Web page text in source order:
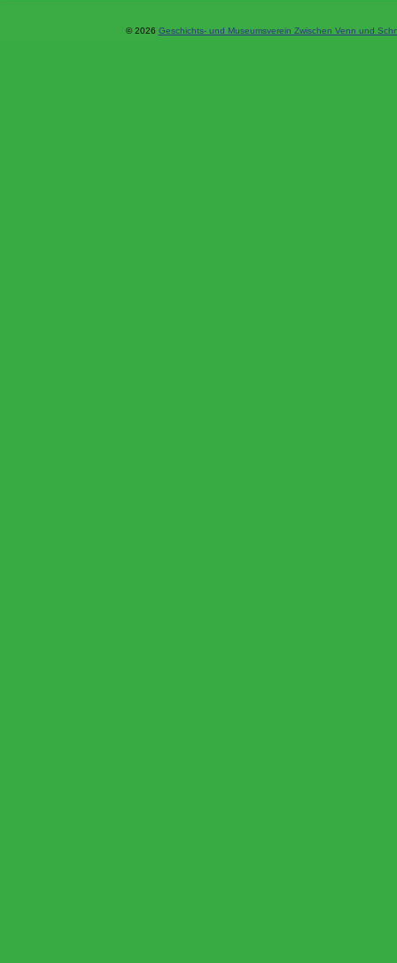
© 2026 Geschichts- und Museumsverein Zwischen Venn und